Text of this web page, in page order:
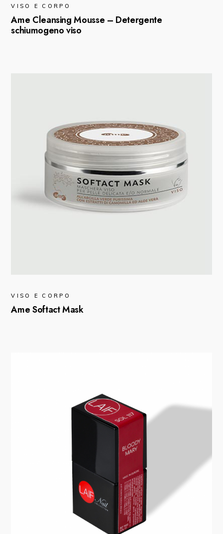
VISO E CORPO
Ame Cleansing Mousse – Detergente
schiumogeno viso
VISO E CORPO
Ame Softact Mask